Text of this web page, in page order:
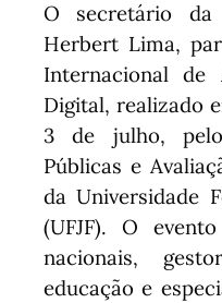
O secretário da
Herbert Lima,
Internacional de
Digital, realizado
3 de julho,
Públicas e
da Universidade
(UFJF). O
nacionais,
educação e